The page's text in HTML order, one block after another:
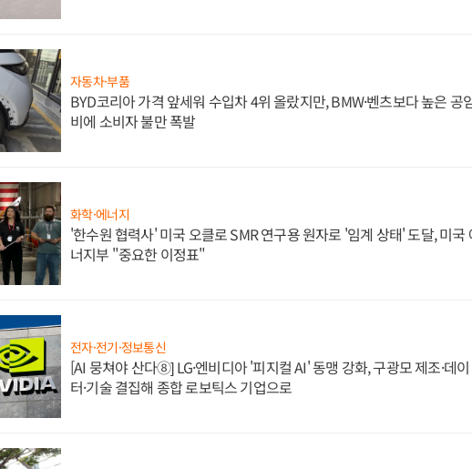
자동차·부품
BYD코리아 가격 앞세워 수입차 4위 올랐지만, BMW·벤츠보다 높은 공
비에 소비자 불만 폭발
화학·에너지
'한수원 협력사' 미국 오클로 SMR 연구용 원자로 '임계 상태' 도달, 미국
너지부 "중요한 이정표"
전자·전기·정보통신
[AI 뭉쳐야 산다⑧] LG·엔비디아 '피지컬 AI' 동맹 강화, 구광모 제조·데이
터·기술 결집해 종합 로보틱스 기업으로